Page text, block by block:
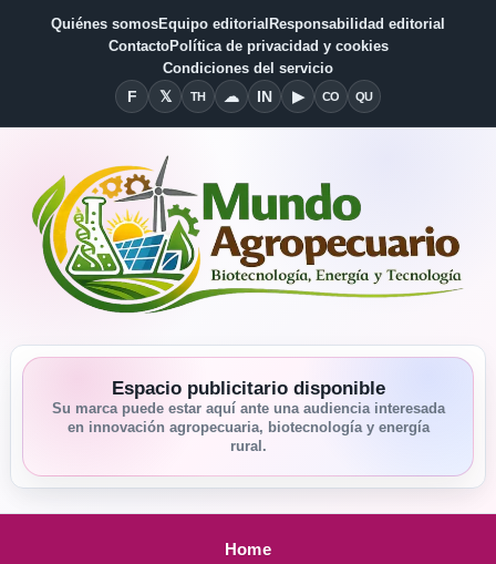
Quiénes somosEquipo editorial Responsabilidad editorial
ContactoPolítica de privacidad y cookies
Condiciones del servicio
FFacebook
𝕏
X THThreads
☁Bluesky
INLinkedin
▶YouTube
COCondiciones del Servicio
QUQuiénes somos
Espacio publicitario disponible
Su marca puede estar aquí ante una audiencia interesada
en innovación agropecuaria, biotecnología y energía
rural.
Home